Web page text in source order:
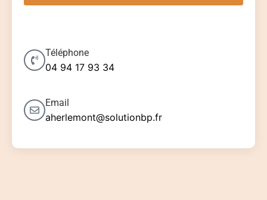
Téléphone
04 94 17 93 34
Email
aherlemont@solutionbp.fr